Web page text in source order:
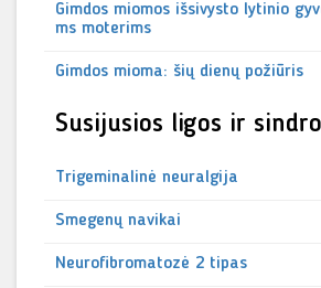
Gimdos miomos išsivysto lytinio
ms moterims
Gimdos mioma: šių dienų požiūris
Susijusios ligos ir
Trigeminalinė neuralgija
Smegenų navikai
Neurofibromatozė 2 tipas